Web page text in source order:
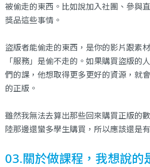
被偷走的東西。比如說加入社團、參與
獎品這些事情。
盜版者能偷走的東西，是你的影片跟素
「服務」是偷不走的。如果購買盜版的
們的課，他想取得更多更好的資源，就
的正版。
雖然我無法去算出那些回來購買正版的
陸那邊還蠻多學生購買，所以應該還是
03.關於做課程，我想說的